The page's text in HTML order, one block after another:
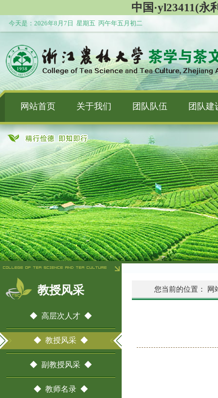
中国·yl23411(永
今天是： 2026年8月7日 星期五 丙午年五月初二
网站首页 关于我们 团队队伍 团队建
教授风采
◆ 高层次人才 ◆
◆ 教授风采 ◆
◆ 副教授风采 ◆
◆ 教师名录 ◆
您当前的位置： 网